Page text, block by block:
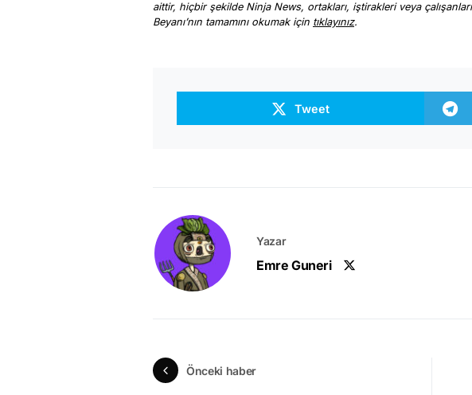
aittir, hiçbir şekilde Ninja News, ortakları, iştirakleri veya
Beyanı’nın tamamını okumak için tıklayınız.
Tweet
Yazar
Emre Guneri
Önceki haber